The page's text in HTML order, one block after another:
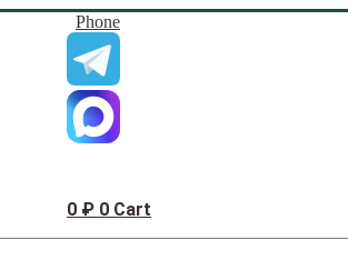
Phone
0 ₽ 0 Cart